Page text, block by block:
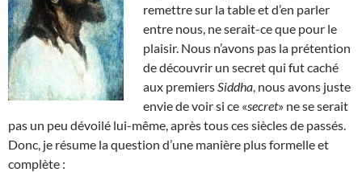
remettre sur la table et d’en parler
entre nous, ne serait-ce que pour le
plaisir. Nous n’avons pas la prétention
de découvrir un secret qui fut caché
aux premiers Siddha , nous avons juste
envie de voir si ce «secret» ne se serait
pas un peu dévoilé lui-même, après tous ces siècles de passés.
Donc, je résume la question d’une manière plus formelle et
complète :